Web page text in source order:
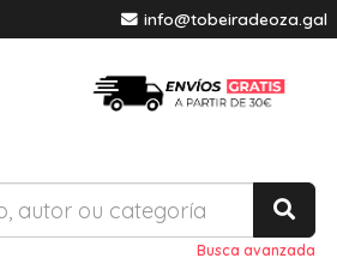
info@tobeiradeoza.gal
Busca avanzada